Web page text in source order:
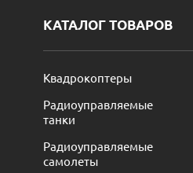
КАТАЛОГ ТОВАРОВ
Квадрокоптеры
Радиоуправляемые
танки
Радиоуправляемые
самолеты